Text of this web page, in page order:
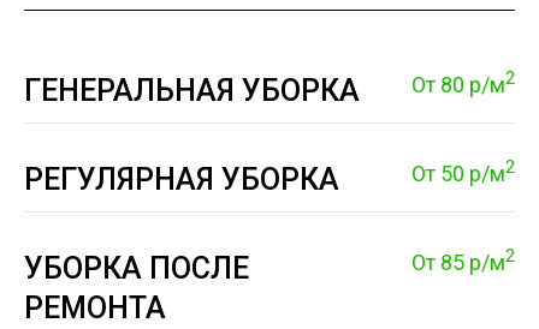
ГЕНЕРАЛЬНАЯ УБОРКА От 80 р/м2
РЕГУЛЯРНАЯ УБОРКА От 50 р/м2
УБОРКА ПОСЛЕ
РЕМОНТА
От 85 р/м2